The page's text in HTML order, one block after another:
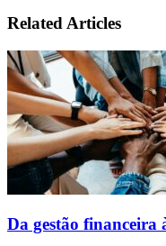
Related Articles
Da gestão financeira